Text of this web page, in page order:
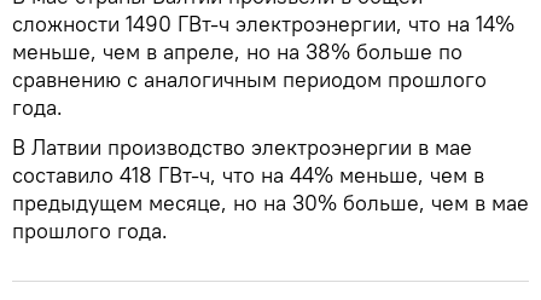
сложности 1490 ГВт-ч электроэнергии, что на 14%
меньше, чем в апреле, но на 38% больше по
сравнению с аналогичным периодом прошлого
года.
В Латвии производство электроэнергии в мае
составило 418 ГВт-ч, что на 44% меньше, чем в
предыдущем месяце, но на 30% больше, чем в мае
прошлого года.